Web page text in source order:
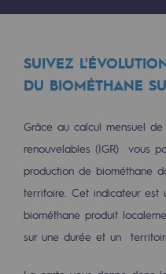
Raccordement
Stockage
Projet type
Infrastructures
Biométhane
Biométhane
SUIVEZ
DU BIOMÉTHANE
Grâce au calcul mensuel de
renouvelables (IGR) vous
production de biométhane
territoire. Cet indicateur
biométhane produit
sur une durée et un